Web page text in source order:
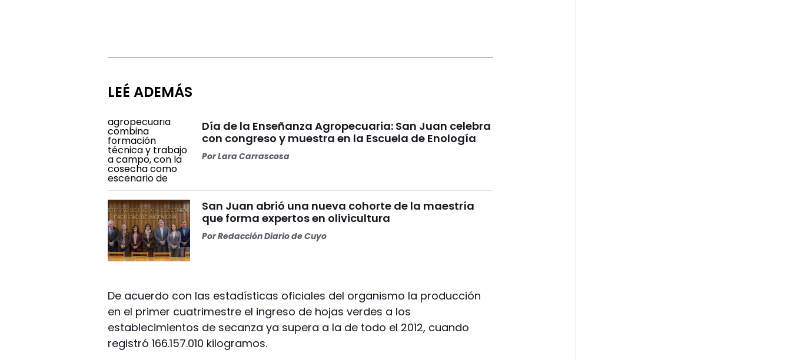
LEÉ ADEMÁS
Día de la Enseñanza Agropecuaria: San Juan celebra
con congreso y muestra en la Escuela de Enología
PorLara Carrascosa
San Juan abrió una nueva cohorte de la maestría
que forma expertos en olivicultura
PorRedacción Diario de Cuyo
De acuerdo con las estadísticas oficiales del organismo la producción
en el primer cuatrimestre el ingreso de hojas verdes a los
establecimientos de secanza ya supera a la de todo el 2012, cuando
registró 166.157.010 kilogramos.